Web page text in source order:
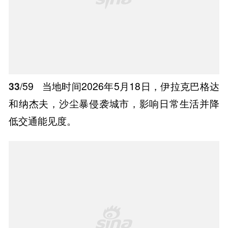
33/59
当地时间2026年5月18日，伊拉克巴格达
和纳杰夫，沙尘暴侵袭城市，影响日常生活并降
低交通能见度。